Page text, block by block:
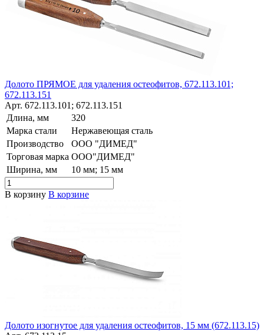
Долото ПРЯМОЕ для удаления остеофитов, 672.113.101;
672.113.151
Арт. 672.113.101; 672.113.151
Длина, мм
320
Марка стали
Нержавеющая сталь
Производство
ООО "ДИМЕД"
Торговая марка ООО"ДИМЕД"
Ширина, мм
10 мм; 15 мм
В корзину В корзине
Долото изогнутое для удаления остеофитов, 15 мм (672.113.15)